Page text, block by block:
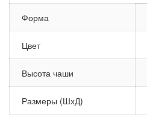
Форма
Цвет
Высота чаши
Размеры (ШхД)